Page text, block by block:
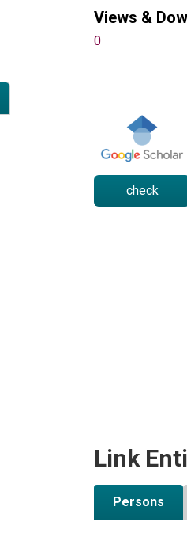
Views &
0
check
Link
Persons